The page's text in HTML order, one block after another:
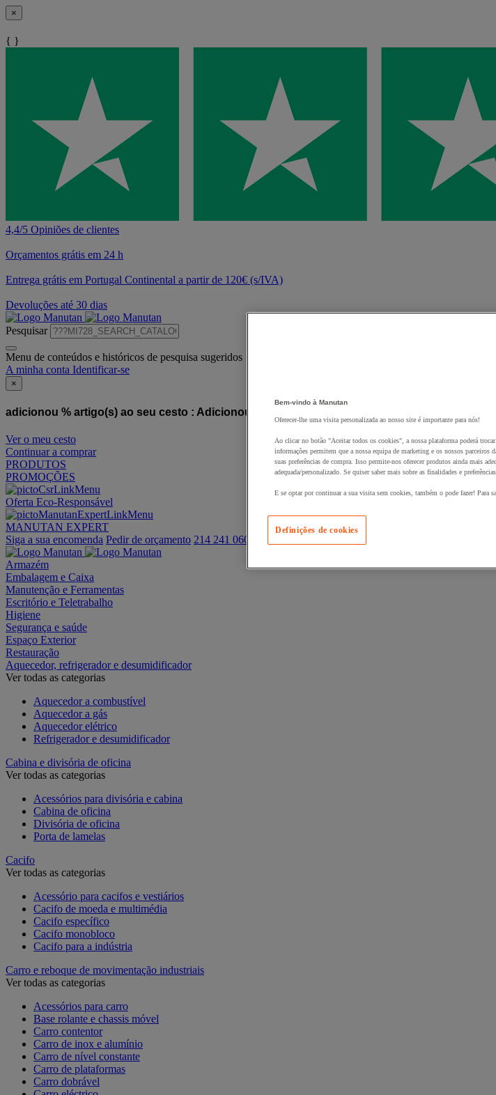
×
{ }
4,4/5 Opiniões de clientes
Orçamentos grátis em 24 h
Entrega grátis em Portugal Continental a partir de 120€ (s/IVA)
Devoluções até 30 dias
Pesquisar
Menu de conteúdos e históricos de pesquisa sugeridos
A minha conta Identificar-se
×
adicionou % artigo(s) ao seu cesto : Adicionou este artigo ao seu cesto :
Ver o meu cesto
Continuar a comprar
PRODUTOS
PROMOÇÕES
Oferta Eco-Responsável
MANUTAN EXPERT
Siga a sua encomenda Pedir de orçamento 214 241 060
Armazém
Embalagem e Caixa
Manutenção e Ferramentas
Escritório e Teletrabalho
Higiene
Segurança e saúde
Espaço Exterior
Restauração
Aquecedor, refrigerador e desumidificador
Ver todas as categorias
Aquecedor a combustível
Aquecedor a gás
Aquecedor elétrico
Refrigerador e desumidificador
Cabina e divisória de oficina
Ver todas as categorias
Acessórios para divisória e cabina
Cabina de oficina
Divisória de oficina
Porta de lamelas
Cacifo
Ver todas as categorias
Acessório para cacifos e vestiários
Cacifo de moeda e multimédia
Cacifo específico
Cacifo monobloco
Cacifo para a indústria
Carro e reboque de movimentação industriais
Ver todas as categorias
Acessórios para carro
Base rolante e chassis móvel
Carro contentor
Carro de inox e alumínio
Carro de nível constante
Carro de plataformas
Carro dobrável
Bem-vindo à Manutan
Oferecer-lhe uma visita personalizada ao nosso site é importante para nós!
Ao clicar no botão "Aceitar todos os cookies", a nossa plataforma poderá
informações permitem que a nossa equipa de marketing e os nossos parceiros
suas preferências de compra. Isso permite-nos oferecer produtos ainda mais
adequada/personalizado. Se quiser saber mais sobre as finalidades e
E se optar por continuar a sua visita sem cookies, também o pode fazer! Para
Definições de cookies